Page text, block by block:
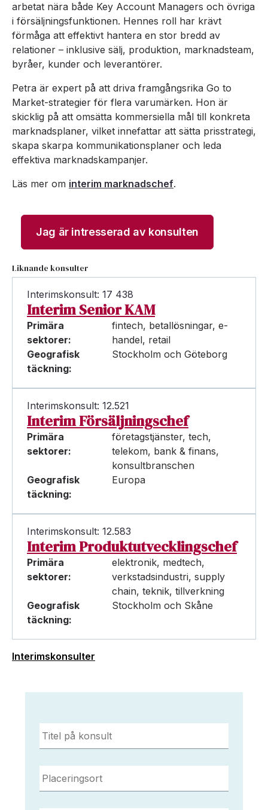
arbetat nära både Key Account Managers och övriga
i försäljningsfunktionen. Hennes roll har krävt
förmåga att effektivt hantera en stor bredd av
relationer – inklusive sälj, produktion, marknadsteam,
byråer, kunder och leverantörer.
Petra är expert på att driva framgångsrika Go to
Market-strategier för flera varumärken. Hon är
skicklig på att omsätta kommersiella mål till konkreta
marknadsplaner, vilket innefattar att sätta prisstrategi,
skapa skarpa kommunikationsplaner och leda
effektiva marknadskampanjer.
Läs mer om interim marknadschef.
Jag är intresserad av konsulten
Liknande konsulter
Interimskonsult: 17 438
Interim Senior KAM
Primära
sektorer:
fintech, betallösningar, e-
handel, retail
Geografisk
täckning:
Stockholm och Göteborg
Interimskonsult: 12.521
Interim Försäljningschef
Primära
sektorer:
företagstjänster, tech,
telekom, bank & finans,
konsultbranschen
Geografisk
täckning:
Europa
Interimskonsult: 12.583
Interim Produktutvecklingschef
Primära
sektorer:
elektronik, medtech,
verkstadsindustri, supply
chain, teknik, tillverkning
Geografisk
täckning:
Stockholm och Skåne
Interimskonsulter
Titel
på
konsult *
Placeringsort *
E-